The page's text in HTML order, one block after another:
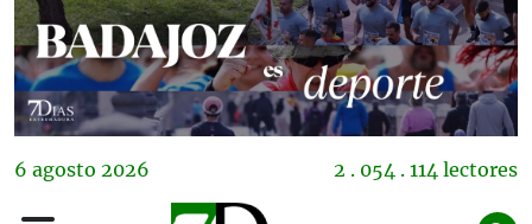
6 agosto 2026 2 . 054 . 114 lectores